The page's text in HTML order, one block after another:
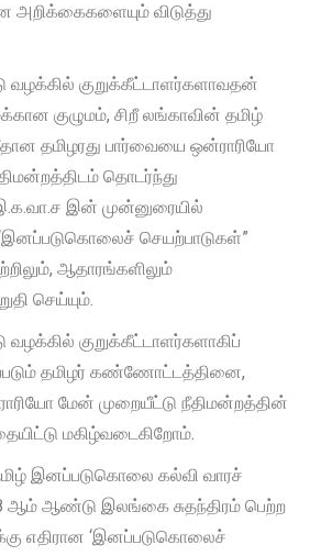
அறிக்கைகளையும் விடுத்து
வழக்கில் குறுக்கீட்டாளர்களாவதன்
குழுமம், சிறீ லங்காவின் தமிழ்
தமிழரது பார்வையை ஒன்ராரியோ
தொடர்ந்து
இன் முன்னுரையில்
“இனப்படுகொலைச் செயற்பாடுகள்”
ஆதாரங்களிலும்
செய்யும்.
குறுக்கீட்டாளர்களாகிப்
தமிழர் கண்ணோட்டத்தினை,
மேன் முறையீட்டு நீதிமன்றத்தின்
மகிழ்வடைகிறோம்.
இனப்படுகொலை கல்வி வாரச்
ஆம் ஆண்டு இலங்கை சுதந்திரம் பெற்ற
எதிரான ‘இனப்படுகொலைச்